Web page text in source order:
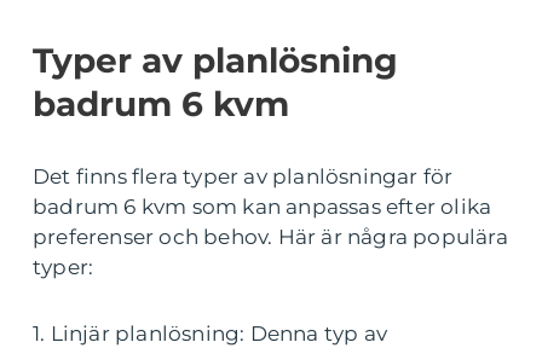
Typer av planlösning
badrum 6 kvm
Det finns flera typer av planlösningar för
badrum 6 kvm som kan anpassas efter olika
preferenser och behov. Här är några populära
typer:
1. Linjär planlösning: Denna typ av